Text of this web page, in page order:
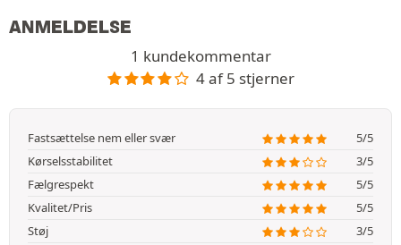
ANMELDELSE
1 kundekommentar
4 af 5 stjerner
Fastsættelse nem eller svær
5/5
Kørselsstabilitet
3/5
Fælgrespekt
5/5
Kvalitet/Pris
5/5
Støj
3/5